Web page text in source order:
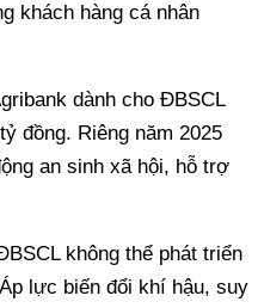
khách hàng cá nhân
dành cho ĐBSCL
đồng. Riêng năm 2025
an sinh xã hội, hỗ trợ
không thể phát triển
lực biến đổi khí hậu, suy